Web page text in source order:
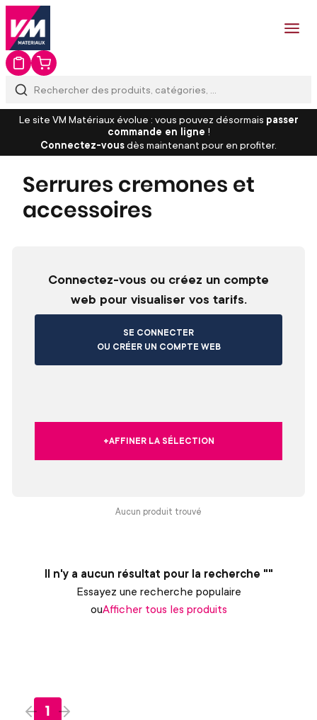
Le site VM Matériaux évolue : vous pouvez désormais passer
commande en ligne !
Connectez-vousdès maintenant pour en profiter.
Serrures cremones et
accessoires
Connectez-vous ou créez un compte
web pour visualiser vos tarifs.
SE CONNECTER
OU CRÉER UN COMPTE WEB
+AFFINER LA SÉLECTION
Aucun produit trouvé
Il n'y a aucun résultat pour la recherche ""
Essayez une recherche populaire
ouAfficher tous les produits
1